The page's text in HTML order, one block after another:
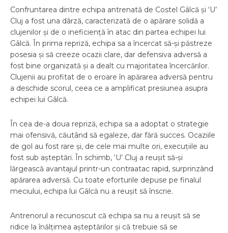
Confruntarea dintre echipa antrenată de Costel Gâlcă și ‘U’
Cluj a fost una dârză, caracterizată de o apărare solidă a
clujenilor și de o ineficiență în atac din partea echipei lui
Gâlcă. În prima repriză, echipa sa a încercat să-și păstreze
posesia și să creeze ocazii clare, dar defensiva adversă a
fost bine organizată și a dealt cu majoritatea încercărilor.
Clujenii au profitat de o eroare în apărarea adversă pentru
a deschide scorul, ceea ce a amplificat presiunea asupra
echipei lui Gâlcă.
În cea de-a doua repriză, echipa sa a adoptat o strategie
mai ofensivă, căutând să egaleze, dar fără succes. Ocaziile
de gol au fost rare și, de cele mai multe ori, execuțiile au
fost sub așteptări. În schimb, ‘U’ Cluj a reușit să-și
lărgească avantajul printr-un contraatac rapid, surprinzând
apărarea adversă. Cu toate eforturile depuse pe finalul
meciului, echipa lui Gâlcă nu a reușit să înscrie.
Antrenorul a recunoscut că echipa sa nu a reușit să se
ridice la înălțimea așteptărilor și că trebuie să se